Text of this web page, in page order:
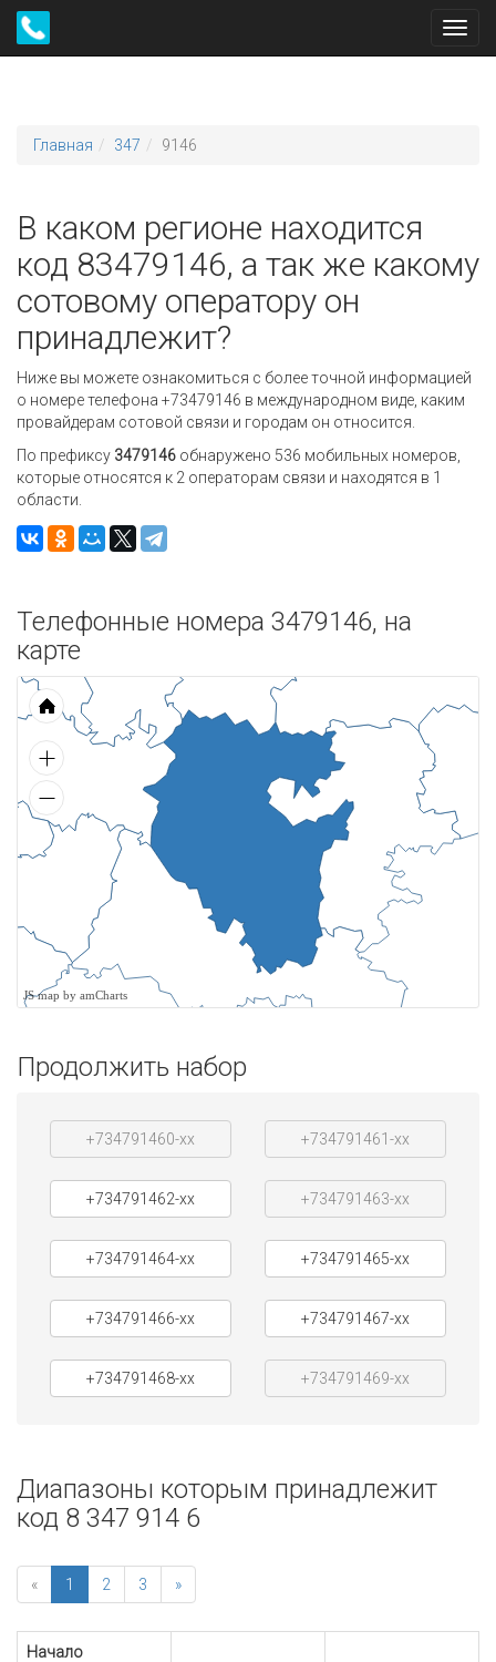
Главная 347 9146
В каком регионе находится
код 83479146, а так же какому
сотовому оператору он
принадлежит?
Ниже вы можете ознакомиться с более точной информацией
о номере телефона +73479146 в международном виде, каким
провайдерам сотовой связи и городам он относится.
По префиксу 3479146 обнаружено 536 мобильных номеров,
которые относятся к 2 операторам связи и находятся в 1
области.
Телефонные номера 3479146, на
карте
JS map by amCharts
Продолжить набор
+734791460-xx +734791461-xx
+734791462-xx +734791463-xx
+734791464-xx +734791465-xx
+734791466-xx +734791467-xx
+734791468-xx +734791469-xx
Диапазоны которым принадлежит
код 8 347 914 6
« 1 2 3 »
Начало